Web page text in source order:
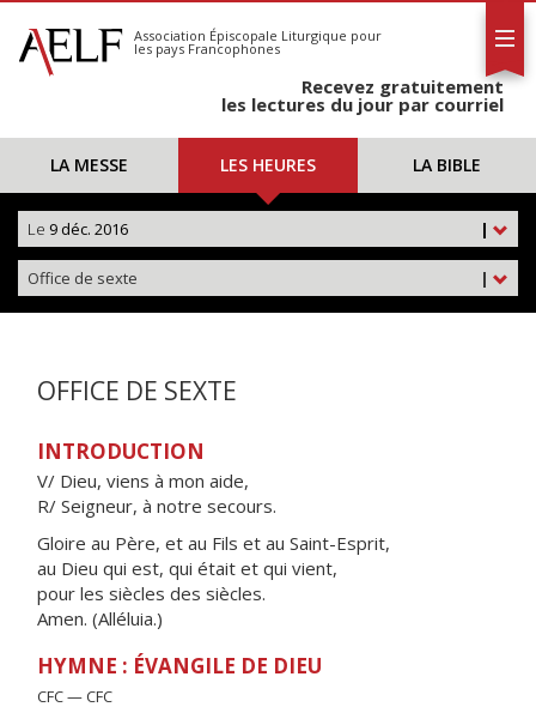
S'abonner
Calendrier
Association Épiscopale Liturgique pour
les pays Francophones
Recevez gratuitement
les lectures du jour par courriel
LA MESSE LES HEURES LA BIBLE
|
Le 9 déc. 2016
|
Office de sexte
OFFICE DE SEXTE
INTRODUCTION
V/ Dieu, viens à mon aide,
R/ Seigneur, à notre secours.
Gloire au Père, et au Fils et au Saint-Esprit,
au Dieu qui est, qui était et qui vient,
pour les siècles des siècles.
Amen. (Alléluia.)
HYMNE : ÉVANGILE DE DIEU
CFC — CFC